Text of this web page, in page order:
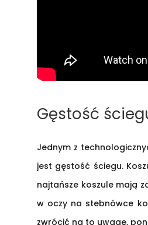
Gęstość
Jednym z
jest gęstość ściegu.
najtańsze koszule mają
w oczy na stebnówce
zwrócić na to uwagę,